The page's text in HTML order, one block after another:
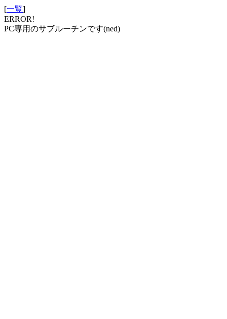
[一覧]
ERROR!
PC専用のサブルーチンです(ned)